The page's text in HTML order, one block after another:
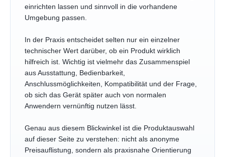
einrichten lassen und sinnvoll in die vorhandene
Umgebung passen.
In der Praxis entscheidet selten nur ein einzelner
technischer Wert darüber, ob ein Produkt wirklich
hilfreich ist. Wichtig ist vielmehr das Zusammenspiel
aus Ausstattung, Bedienbarkeit,
Anschlussmöglichkeiten, Kompatibilität und der Frage,
ob sich das Gerät später auch von normalen
Anwendern vernünftig nutzen lässt.
Genau aus diesem Blickwinkel ist die Produktauswahl
auf dieser Seite zu verstehen: nicht als anonyme
Preisauflistung, sondern als praxisnahe Orientierung